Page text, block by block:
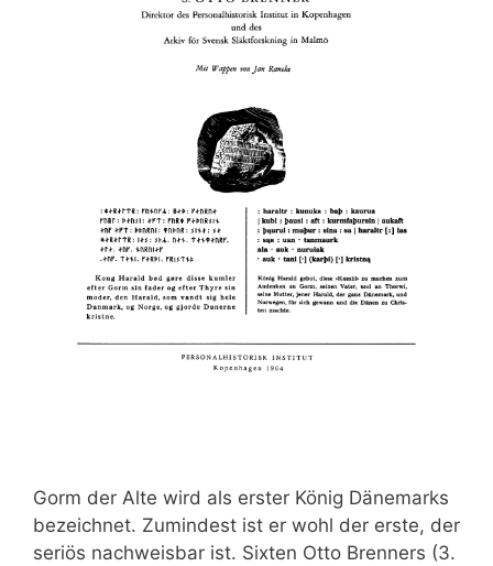
Gorm der Alte wird als erster König Dänemarks
bezeichnet. Zumindest ist er wohl der erste, der
seriös nachweisbar ist. Sixten Otto Brenners (3.